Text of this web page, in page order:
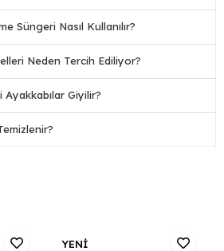
Süngeri Nasıl Kullanılır?
Neden Tercih Ediliyor?
Ayakkabılar Giyilir?
YENİ